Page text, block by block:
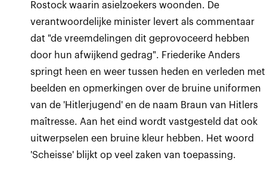
Rostock waarin asielzoekers woonden. De
verantwoordelijke minister levert als commentaar
dat "de vreemdelingen dit geprovoceerd hebben
door hun afwijkend gedrag". Friederike Anders
springt heen en weer tussen heden en verleden met
beelden en opmerkingen over de bruine uniformen
van de 'Hitlerjugend' en de naam Braun van Hitlers
maîtresse. Aan het eind wordt vastgesteld dat ook
uitwerpselen een bruine kleur hebben. Het woord
'Scheisse' blijkt op veel zaken van toepassing.